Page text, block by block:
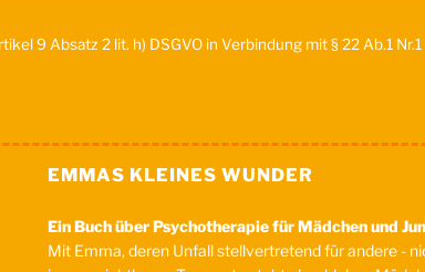
9 Absatz 2 lit. h) DSGVO in Verbindung mit § 22 Ab.1 Nr.1
EMMAS KLEINES WUNDER
Ein Buch über Psychotherapie für Mädchen und
Mit Emma, deren Unfall stellvertretend für andere -